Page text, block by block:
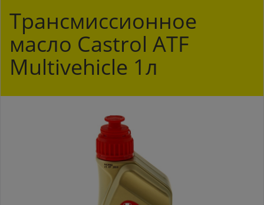
Трансмиссионное
масло Castrol ATF
Multivehicle 1л